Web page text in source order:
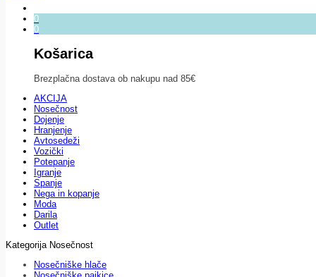
0
0
Košarica
Brezplačna dostava ob nakupu nad 85€
AKCIJA
Nosečnost
Dojenje
Hranjenje
Avtosedeži
Vozički
Potepanje
Igranje
Spanje
Nega in kopanje
Moda
Darila
Outlet
Kategorija Nosečnost
Nosečniške hlače